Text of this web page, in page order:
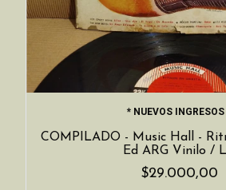
* NUEVOS
COMPILADO - Music Hall -
Ed ARG Vinilo /
$29.000,00